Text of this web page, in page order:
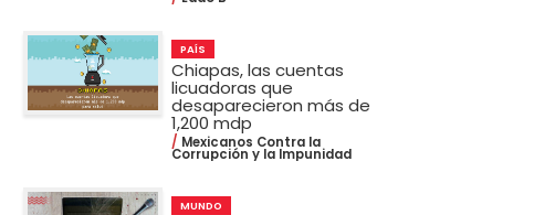
PAÍS
Chiapas, las cuentas
licuadoras que
desaparecieron más de
1,200 mdp
Mexicanos Contra la
Corrupción y la Impunidad
MUNDO